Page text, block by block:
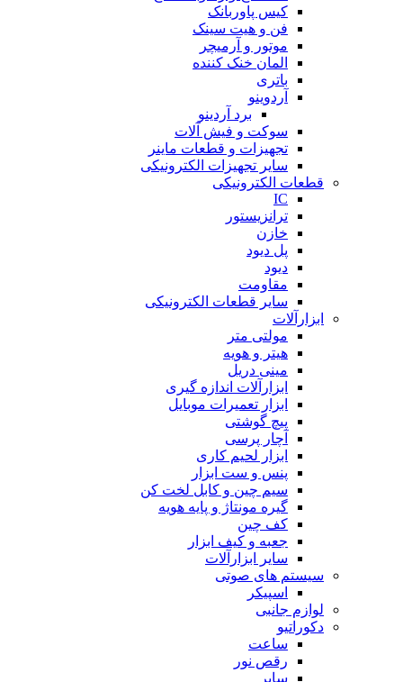
کیس پاوربانک
فن و هیت سینک
موتور و آرمیچر
المان خنک کننده
باتری
آردوینو
برد آردینو
سوکت و فیش آلات
تجهیزات و قطعات ماینر
سایر تجهیزات الکترونیکی
قطعات الکترونیکی
IC
ترانزیستور
خازن
پل دیود
دیود
مقاومت
سایر قطعات الکترونیکی
ابزارآلات
مولتی متر
هیتر و هویه
مینی دریل
ابزارآلات اندازه گیری
ابزار تعمیرات موبایل
پیچ گوشتی
آچار پرسی
ابزار لحیم کاری
پنس و ست ابزار
سیم چین و کابل لخت کن
گیره مونتاژ و پایه هویه
کف چین
جعبه و کیف ابزار
سایر ابزارآلات
سیستم های صوتی
اسپیکر
لوازم جانبی
دکوراتیو
ساعت
رقص نور
سایر